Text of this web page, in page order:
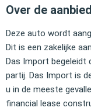
Over de
Deze auto wordt
Dit is een zakelijke
Das Import begeleidt
partij. Das Import is
u in de meeste
financial lease